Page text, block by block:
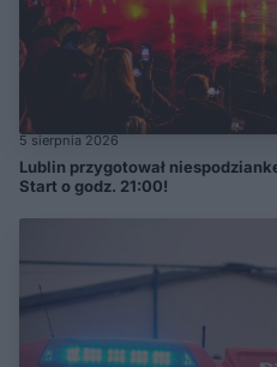
5 sierpnia 2026
Lublin przygotował
Start o godz. 21:00!